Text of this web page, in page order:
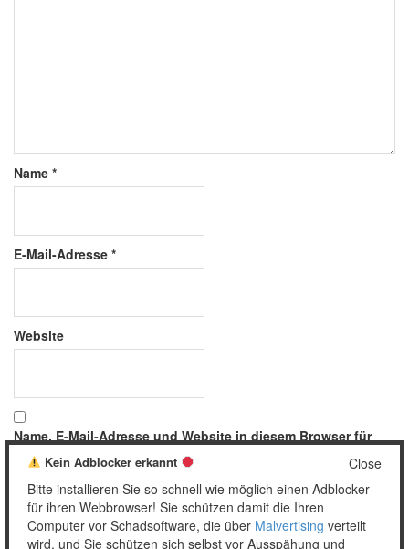
Name *
E-Mail-Adresse *
Website
Name, E-Mail-Adresse und Website in diesem Browser für
meinen nächsten Kommentar speichern.
Close
Kein Adblocker erkannt
Bitte installieren Sie so schnell wie möglich einen Adblocker
für ihren Webbrowser! Sie schützen damit die Ihren
Computer vor Schadsoftware, die über Malvertising verteilt
wird, und Sie schützen sich selbst vor Ausspähung und